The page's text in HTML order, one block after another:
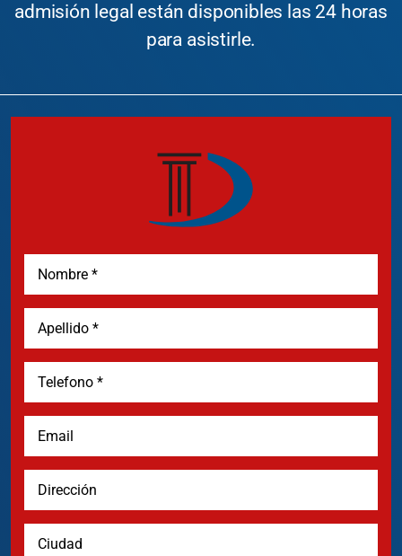
admisión legal están disponibles las 24 horas
para asistirle.